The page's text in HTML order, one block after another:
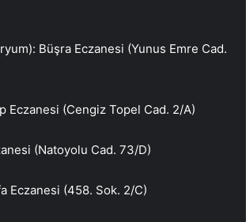
Büşra Eczanesi (Yunus Emre Cad.
Eczanesi (Cengiz Topel Cad. 2/A)
(Natoyolu Cad. 73/D)
Eczanesi (458. Sok. 2/C)